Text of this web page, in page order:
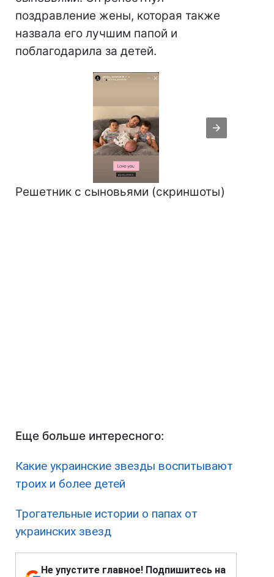
поздравление жены, которая также
назвала его лучшим папой и
поблагодарила за детей.
Решетник с сыновьями (скриншоты)
Еще больше интересного:
Какие украинские звезды воспитывают
троих и более детей
Трогательные истории о папах от
украинских звезд
Не упустите главное! Подпишитесь на